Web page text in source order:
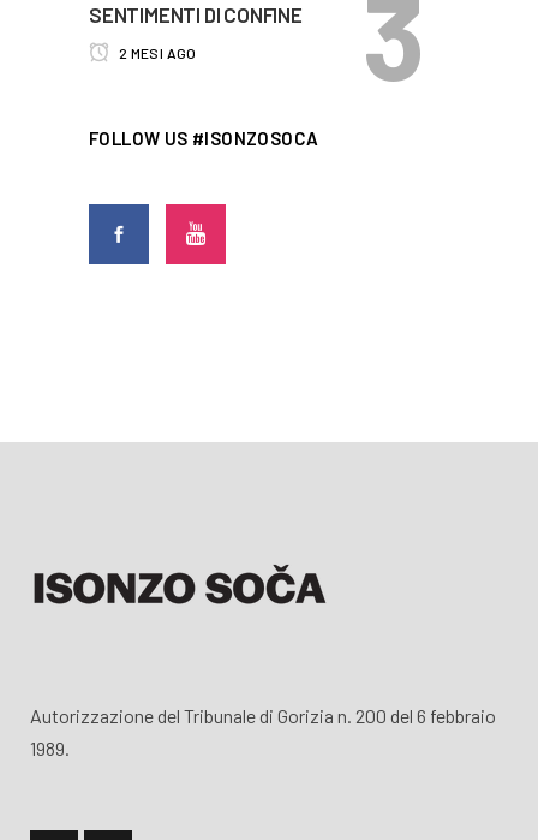
SENTIMENTI DI CONFINE
2 MESI AGO
FOLLOW US #ISONZOSOCA
Autorizzazione del Tribunale di Gorizia n. 200 del 6 febbraio
1989.